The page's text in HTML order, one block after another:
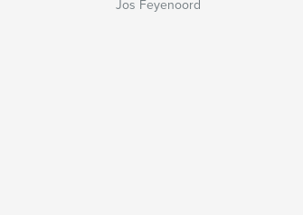
Jos Feyenoord